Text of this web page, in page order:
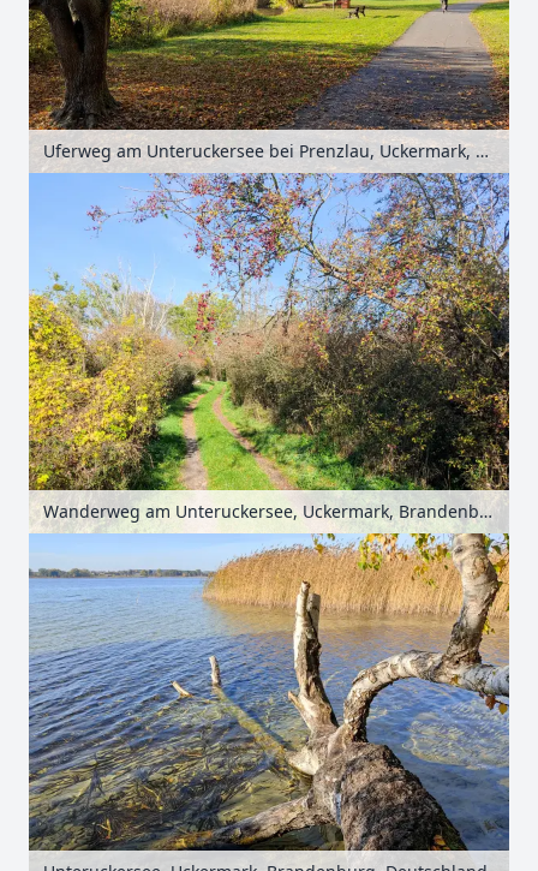
Uferweg am Unteruckersee bei Prenzlau, Uckermark, Brandenburg, Deutschland
Wanderweg am Unteruckersee, Uckermark, Brandenburg, Deutschland